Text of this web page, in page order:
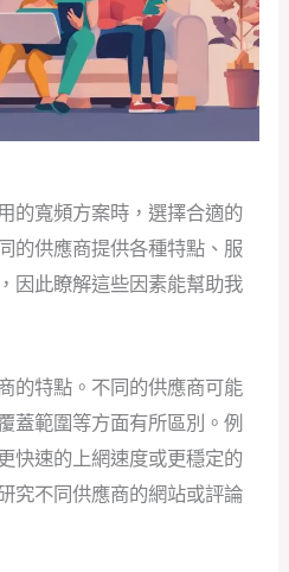
的寬頻方案時，選擇合適的
的供應商提供各種特點、服
因此瞭解這些因素能幫助我
的特點。不同的供應商可能
蓋範圍等方面有所區別。例
快速的上網速度或更穩定的
究不同供應商的網站或評論